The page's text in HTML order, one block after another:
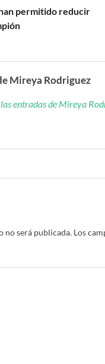
permitido reducir
Mireya Rodriguez
entradas de Mireya
no será publicada. Los